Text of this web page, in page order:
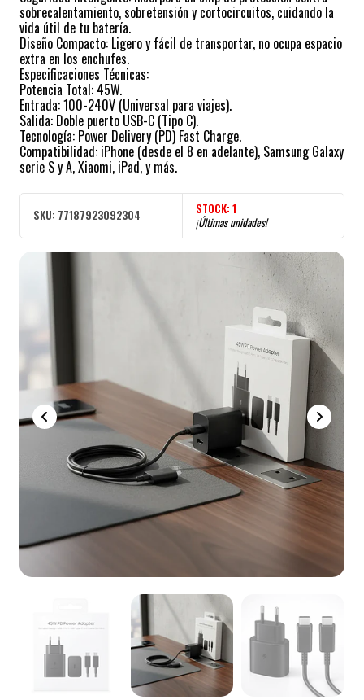
sobrecalentamiento, sobretensión y cortocircuitos, cuidando la
vida útil de tu batería.
Diseño Compacto: Ligero y fácil de transportar, no ocupa espacio
extra en los enchufes.
Especificaciones Técnicas:
Potencia Total: 45W.
Entrada: 100-240V (Universal para viajes).
Salida: Doble puerto USB-C (Tipo C).
Tecnología: Power Delivery (PD) Fast Charge.
Compatibilidad: iPhone (desde el 8 en adelante), Samsung Galaxy
serie S y A, Xiaomi, iPad, y más.
SKU: 77187923092304 STOCK: 1
¡Últimas unidades!